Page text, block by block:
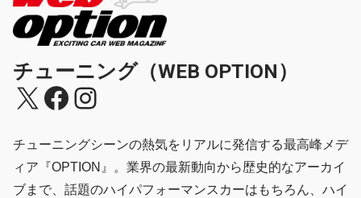
チューニング（WEB OPTION）
X Facebook
Instagram
チューニングシーンの熱気をリアルに発信する最高峰メデ
ィア『OPTION』。業界の最新動向から歴史的なアーカイ
ブまで、話題のハイパフォーマンスカーはもちろん、ハイ